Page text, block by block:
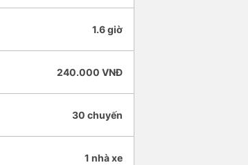
1.6 giờ
240.000 VNĐ
30 chuyến
1 nhà xe